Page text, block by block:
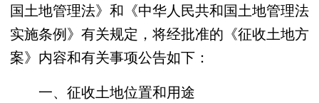
国土地管理法》和《中华人民共和国土地管理法
实施条例》有关规定，将经批准的《征收土地方
案》内容和有关事项公告如下：
一、征收土地位置和用途